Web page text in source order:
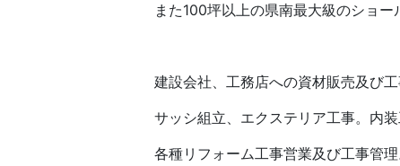
また100坪以上の県南最大級のショ
建設会社、工務店への資材販売及び工
サッシ組立、エクステリア工事。内装
各種リフォーム工事営業及び工事管理